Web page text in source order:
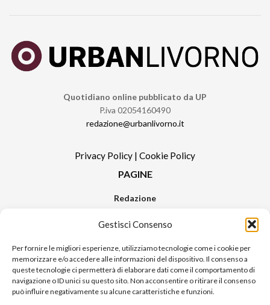
Gestisci Consenso
Per fornire le migliori esperienze, utilizziamo tecnologie come i cookie per
memorizzare e/o accedere alle informazioni del dispositivo. Il consenso a
queste tecnologie ci permetterà di elaborare dati come il comportamento di
navigazione o ID unici su questo sito. Non acconsentire o ritirare il consenso
può influire negativamente su alcune caratteristiche e funzioni.
Quotidiano online pubblicato da UP
P.iva 02054160490
redazione@urbanlivorno.it
Privacy Policy | Cookie Policy
PAGINE
Redazione
Pubblicità
Sitemap
RUBRICHE
Notizie in Primo Piano